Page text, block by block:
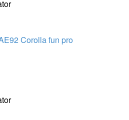
Corolla fun pro